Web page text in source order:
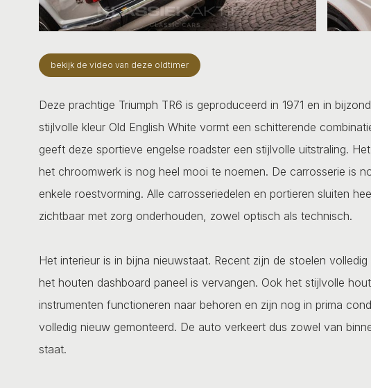
bekijk de video van deze oldtimer
Deze prachtige Triumph TR6 is geproduceerd in 1971 en in
stijlvolle kleur Old English White vormt een schitterende
geeft deze sportieve engelse roadster een stijlvolle uitstraling.
het chroomwerk is nog heel mooi te noemen. De carrosserie is
enkele roestvorming. Alle carrosseriedelen en portieren sluiten
zichtbaar met zorg onderhouden, zowel optisch als technisch.
Het interieur is in bijna nieuwstaat. Recent zijn de stoelen
het houten dashboard paneel is vervangen. Ook het stijlvolle
instrumenten functioneren naar behoren en zijn nog in prima
volledig nieuw gemonteerd. De auto verkeert dus zowel van
staat.